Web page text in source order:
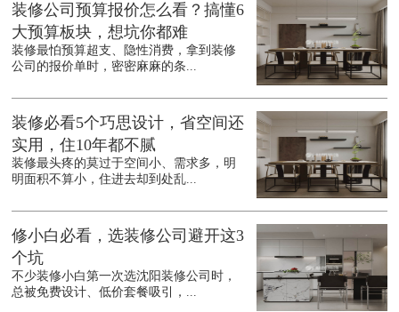
装修公司预算报价怎么看？搞懂6
大预算板块，想坑你都难
装修最怕预算超支、隐性消费，拿到装修
公司的报价单时，密密麻麻的条...
装修必看5个巧思设计，省空间还
实用，住10年都不腻
装修最头疼的莫过于空间小、需求多，明
明面积不算小，住进去却到处乱...
修小白必看，选装修公司避开这3
个坑
不少装修小白第一次选沈阳装修公司时，
总被免费设计、低价套餐吸引，...